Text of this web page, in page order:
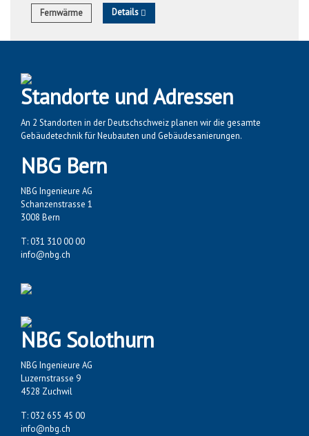
Fernwärme Details
Standorte und Adressen
An 2 Standorten in der Deutschschweiz planen wir die gesamte
Gebäudetechnik für Neubauten und Gebäudesanierungen.
NBG Bern
NBG Ingenieure AG
Schanzenstrasse 1
3008 Bern
T: 031 310 00 00
info@nbg.ch
NBG Solothurn
NBG Ingenieure AG
Luzernstrasse 9
4528 Zuchwil
T: 032 655 45 00
info@nbg.ch